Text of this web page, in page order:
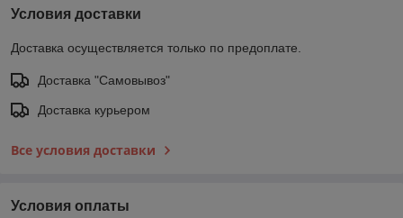
Условия доставки
Доставка осуществляется только по предоплате.
Доставка "Самовывоз"
Доставка курьером
Все условия доставки
Условия оплаты